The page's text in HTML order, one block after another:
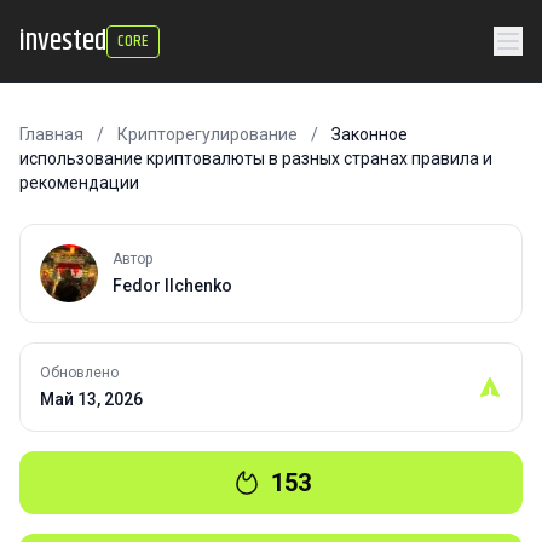
invested CORE
Главная / Крипторегулирование /
Законное
использование криптовалюты в разных странах правила и
рекомендации
Автор
Fedor Ilchenko
Обновлено
Май 13, 2026
153